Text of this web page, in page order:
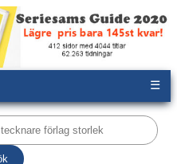
☰